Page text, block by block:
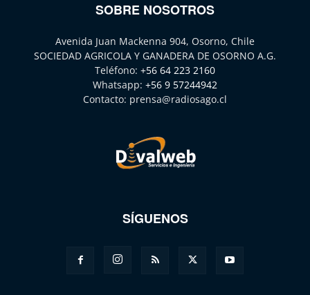
SOBRE NOSOTROS
Avenida Juan Mackenna 904, Osorno, Chile
SOCIEDAD AGRICOLA Y GANADERA DE OSORNO A.G.
Teléfono: +56 64 223 2160
Whatsapp: +56 9 57244942
Contacto: prensa@radiosago.cl
SÍGUENOS